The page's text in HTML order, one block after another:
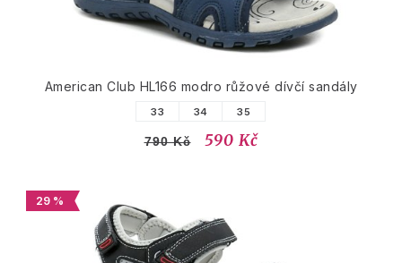
American Club HL166 modro růžové dívčí sandály
33 34 35
790 Kč 590 Kč
29 %